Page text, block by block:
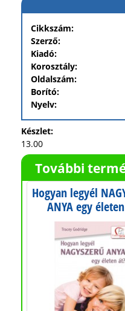
Cikkszám:
Szerző:
Kiadó:
Korosztály:
Oldalszám:
Borító:
Nyelv:
Készlet:
13.00
További
Hogyan legyél
ANYA egy